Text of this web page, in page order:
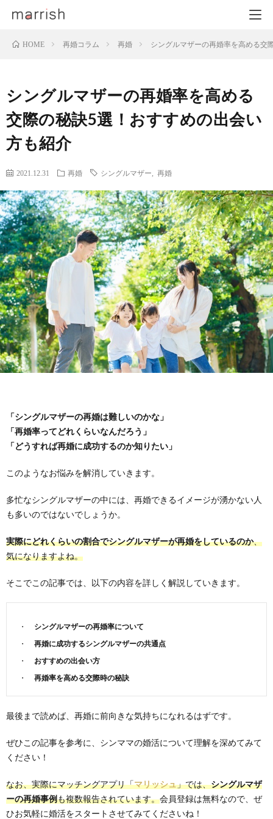
HOME 再婚コラム 再婚 シングルマザーの再婚率を高める交
シングルマザーの再婚率を高める
交際の秘訣5選！おすすめの出会い
方も紹介
2021.12.31 再婚 シングルマザー 再婚
「シングルマザーの再婚は難しいのかな」
「再婚率ってどれくらいなんだろう」
「どうすれば再婚に成功するのか知りたい」
このようなお悩みを解消していきます。
多忙なシングルマザーの中には、再婚できるイメージが湧かない人
も多いのではないでしょうか。
実際にどれくらいの割合でシングルマザーが再婚をしているのか、
気になりますよね。
そこでこの記事では、以下の内容を詳しく解説していきます。
シングルマザーの再婚率について
再婚に成功するシングルマザーの共通点
おすすめの出会い方
再婚率を高める交際時の秘訣
最後まで読めば、再婚に前向きな気持ちになれるはずです。
ぜひこの記事を参考に、シンママの婚活について理解を深めてみて
ください！
なお、実際にマッチングアプリ「マリッシュ」では、シングルマザ
ーの再婚事例も複数報告されています。会員登録は無料なので、ぜ
ひお気軽に婚活をスタートさせてみてくださいね！